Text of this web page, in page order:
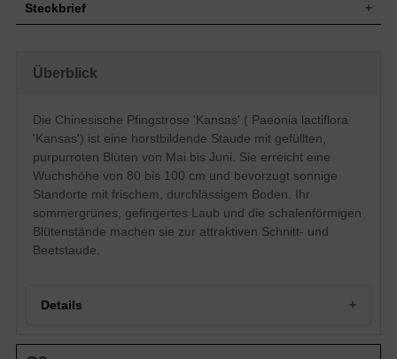
Steckbrief
Wuchshöhe
Blüte
Gefüllte, purpurrote Blütenstände, meist
einblütig, schalenförmig, flach, ausgebreitet
Blütezeit
Mai - Juni
Wurzeln
Horstbildend
Boden
Frisch, normal durchlässig, neutral
Standort
Sonnig
Pflanzen
pro m²
1,2 bis 2
Überblick
Die Chinesische Pfingstrose 'Kansas' ( Paeonia lactiflora
'Kansas') ist eine horstbildende Staude mit gefüllten,
purpurroten Blüten von Mai bis Juni. Sie erreicht eine
Wuchshöhe von 80 bis 100 cm und bevorzugt sonnige
Standorte mit frischem, durchlässigem Boden. Ihr
sommergrünes, gefingertes Laub und die schalenförmigen
Blütenstände machen sie zur attraktiven Schnitt- und
Beetstaude.
Details
Chinesische Pfingstrose 'Kansas': Ein Portrait prachtvoller